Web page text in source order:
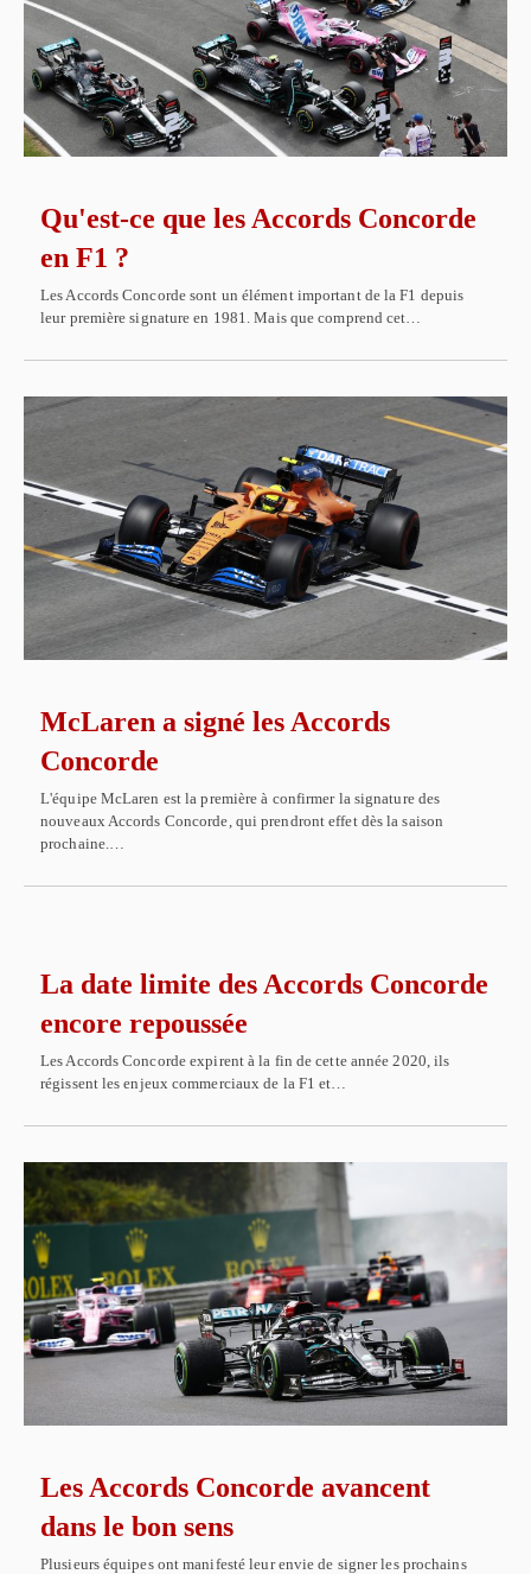
Qu'est-ce que les Accords Concorde
en F1 ?
Les Accords Concorde sont un élément important de la F1 depuis
leur première signature en 1981. Mais que comprend cet…
McLaren a signé les Accords
Concorde
L'équipe McLaren est la première à confirmer la signature des
nouveaux Accords Concorde, qui prendront effet dès la saison
prochaine.…
La date limite des Accords Concorde
encore repoussée
Les Accords Concorde expirent à la fin de cette année 2020, ils
régissent les enjeux commerciaux de la F1 et…
Les Accords Concorde avancent
dans le bon sens
Plusieurs équipes ont manifesté leur envie de signer les prochains